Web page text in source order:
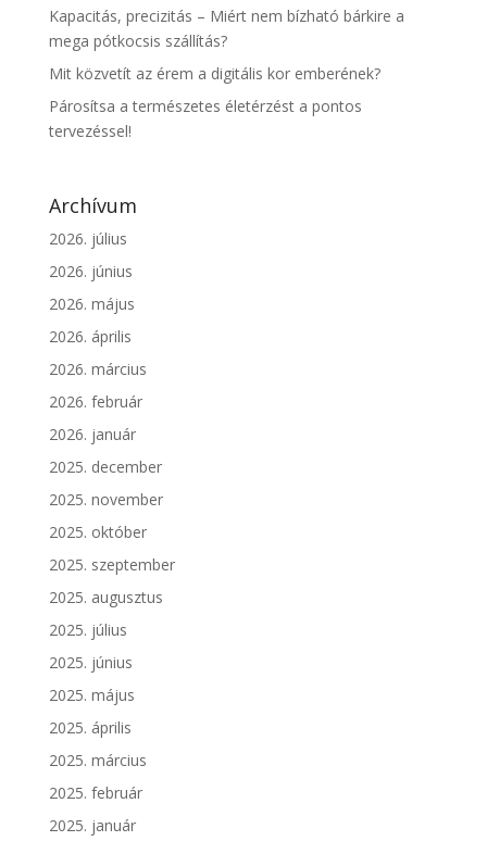
Kapacitás, precizitás – Miért nem bízható bárkire a
mega pótkocsis szállítás?
Mit közvetít az érem a digitális kor emberének?
Párosítsa a természetes életérzést a pontos
tervezéssel!
Archívum
2026. július
2026. június
2026. május
2026. április
2026. március
2026. február
2026. január
2025. december
2025. november
2025. október
2025. szeptember
2025. augusztus
2025. július
2025. június
2025. május
2025. április
2025. március
2025. február
2025. január